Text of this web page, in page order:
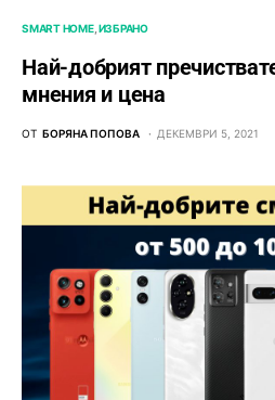
SMART HOME ИЗБРАНО
Най-добрият
мнения и цена
ОТ БОРЯНА ПОПОВА ДЕКЕМВРИ 5, 2021